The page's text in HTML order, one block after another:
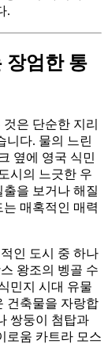
.
장엄한 통
은 단순한 지리
니다. 물의 느린
옆에 영국 식민
시의 느긋한 우
을 보거나 해질
매혹적인 매력
인 도시 중 하나
왕조의 벵골 수
민지 시대 유물
건축물을 자랑합
쌍둥이 첨탑과
로움 카트라 모스